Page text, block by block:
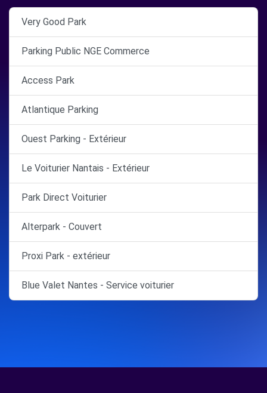
Very Good Park
Parking Public NGE Commerce
Access Park
Atlantique Parking
Ouest Parking - Extérieur
Le Voiturier Nantais - Extérieur
Park Direct Voiturier
Alterpark - Couvert
Proxi Park - extérieur
Blue Valet Nantes - Service voiturier